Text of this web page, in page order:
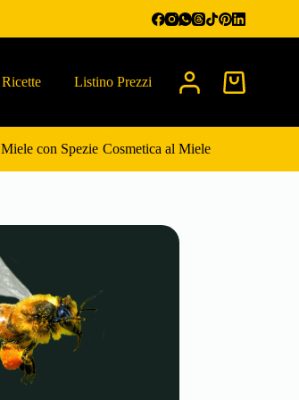
Ricette Listino Prezzi Carrello
Miele con Spezie Cosmetica al Miele